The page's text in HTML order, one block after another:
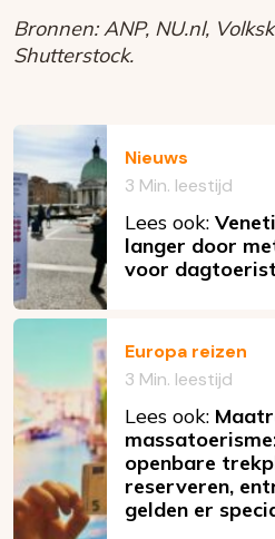
Bronnen: ANP, NU.nl,
Shutterstock.
Nieuws
3 Min. leestijd
Lees ook:
langer door
voor
Europa reizen
3 Min. leestijd
Lees ook:
openbare
reserveren,
gelden er